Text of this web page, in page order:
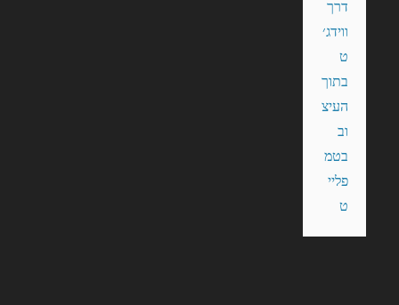
ווידג׳
העיצ
בטמ
פליי
ט